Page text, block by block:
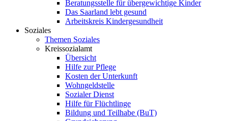
Beratungsstelle für übergewichtige Kinder
Das Saarland lebt gesund
Arbeitskreis Kindergesundheit
Soziales
Themen Soziales
Kreissozialamt
Übersicht
Hilfe zur Pflege
Kosten der Unterkunft
Wohngeldstelle
Sozialer Dienst
Hilfe für Flüchtlinge
Bildung und Teilhabe (BuT)